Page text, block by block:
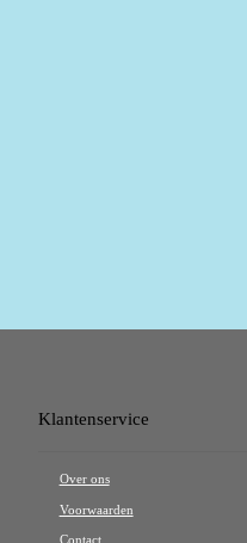
Klantenservice
Over ons
Voorwaarden